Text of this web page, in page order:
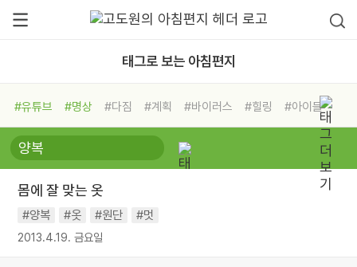
태그로 보는 아침편지
#유튜브 #명상 #다짐 #계획 #바이러스 #힐링
#아이들
#비전캠프
#독서캠프 #삶
#희망
#나눔 #친구 #링컨학교
#독서
#건강 #면역력
몸에 잘 맞는 옷
#양복 #옷 #원단 #멋
2013.4.19. 금요일